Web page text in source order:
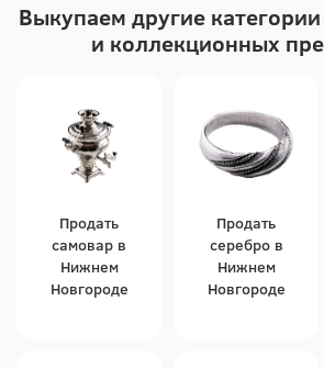
Выкупаем другие
и коллекционных
Продать
самовар в
Нижнем
Новгороде
Продать
серебро в
Нижнем
Новгороде